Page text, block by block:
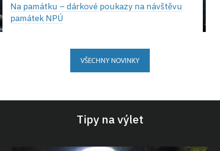
Na památku –⁠ dárkové poukazy na návštěvu
památek NPÚ
VŠECHNY NOVINKY
Tipy na výlet